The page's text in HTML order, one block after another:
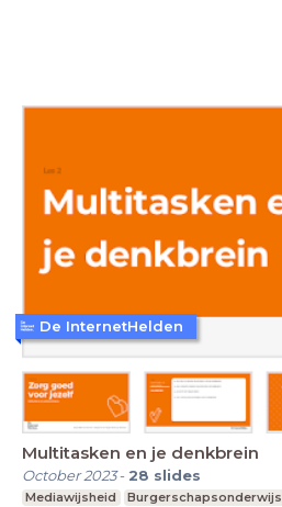
Multitasken en je denkbrein
October 2023- 28 slides
Mediawijsheid Burgerschapsonderwijs
De InternetHelden